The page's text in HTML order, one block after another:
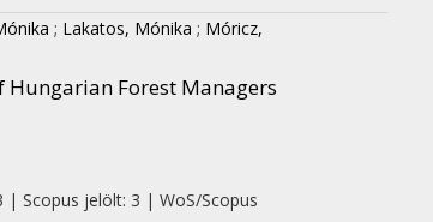
; Lakatos, Mónika ; Móricz,
Hungarian Forest Managers
Scopus jelölt: 3 | WoS/Scopus